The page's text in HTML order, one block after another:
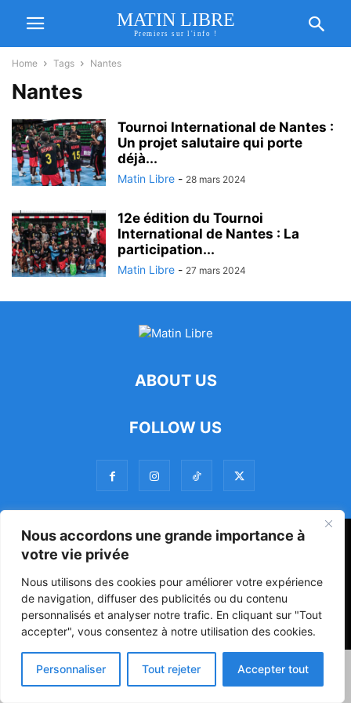
Nous accordons une grande importance à
votre vie privée
Nous utilisons des cookies pour améliorer votre expérience
de navigation, diffuser des publicités ou du contenu
personnalisés et analyser notre trafic. En cliquant sur "Tout
accepter", vous consentez à notre utilisation des cookies.
Personnaliser Tout rejeter Accepter tout
MATIN LIBRE
Premiers sur l'info !
Home Tags Nantes
Nantes
Tournoi International de Nantes :
Un projet salutaire qui porte
déjà...
Matin Libre - 28 mars 2024
12e édition du Tournoi
International de Nantes : La
participation...
Matin Libre - 27 mars 2024
ABOUT US
FOLLOW US
47ᵉ Assemblée Mondiale sur la Protection de la Vie Privée: Me
Luciano Hounkponou représente le Bénin à Séoul
Politique Société Culture
© Powered by digitXplus Francophone